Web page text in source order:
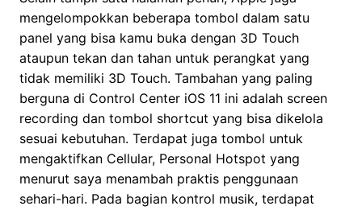
mengelompokkan beberapa tombol dalam satu
panel yang bisa kamu buka dengan 3D Touch
ataupun tekan dan tahan untuk perangkat yang
tidak memiliki 3D Touch. Tambahan yang paling
berguna di Control Center iOS 11 ini adalah screen
recording dan tombol shortcut yang bisa dikelola
sesuai kebutuhan. Terdapat juga tombol untuk
mengaktifkan Cellular, Personal Hotspot yang
menurut saya menambah praktis penggunaan
sehari-hari. Pada bagian kontrol musik, terdapat